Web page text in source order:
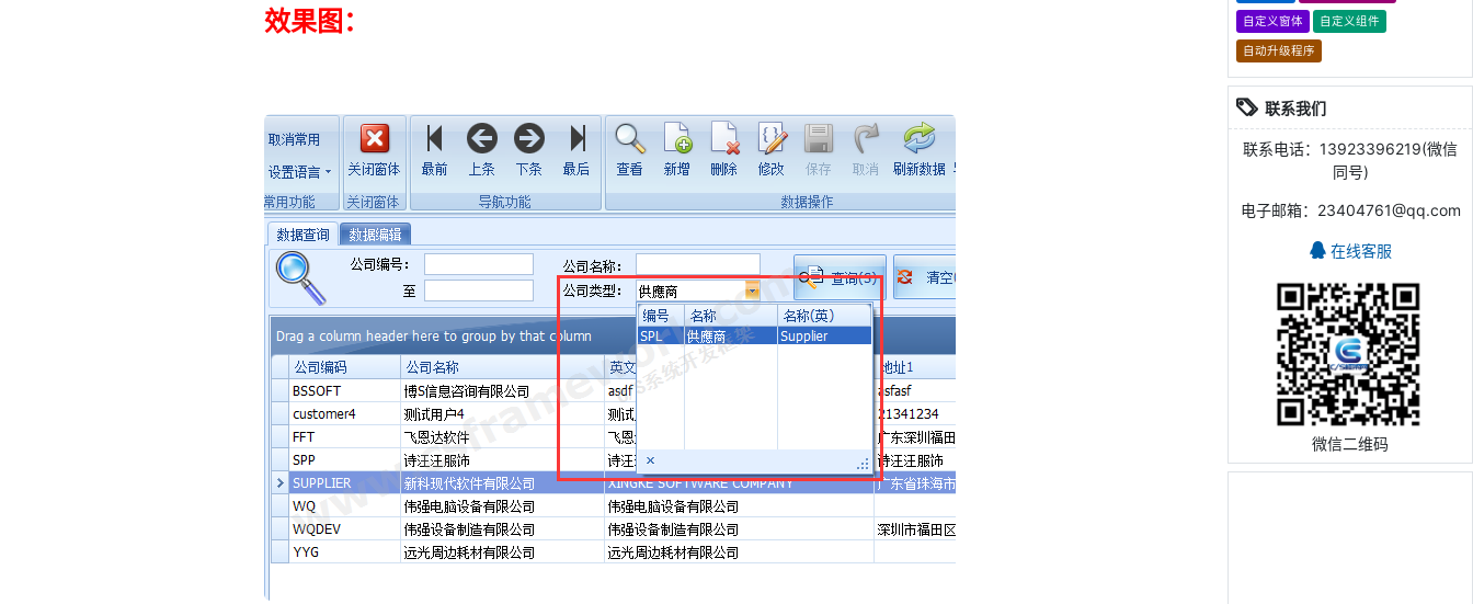
效果图： 自定义窗体 自定义组件
自动升级程序
联系我们
联系电话：13923396219(微信
同号)
电子邮箱：23404761@qq.com
在线客服
微信二维码